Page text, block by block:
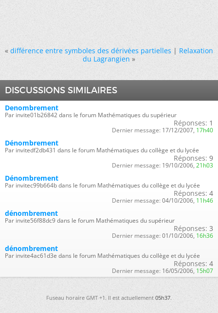
« différence entre symboles des dérivées partielles|Relaxation
du Lagrangien »
DISCUSSIONS SIMILAIRES
Denombrement
Par invite01b26842 dans le forum Mathématiques du supérieur
Réponses: 1
Dernier message: 17/12/2007, 17h40
Dénombrement
Par invitedf2db431 dans le forum Mathématiques du collège et du lycée
Réponses: 9
Dernier message: 19/10/2006, 21h03
Dénombrement
Par invitec99b664b dans le forum Mathématiques du collège et du lycée
Réponses: 4
Dernier message: 04/10/2006, 11h46
dénombrement
Par invite56f88dc9 dans le forum Mathématiques du supérieur
Réponses: 3
Dernier message: 01/10/2006, 16h36
dénombrement
Par invite4ac61d3e dans le forum Mathématiques du collège et du lycée
Réponses: 4
Dernier message: 16/05/2006, 15h07
Fuseau horaire GMT +1. Il est actuellement05h37.